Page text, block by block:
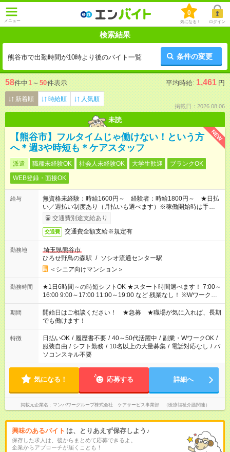
メニュー
0
気になる！ ログイン
検索結果
熊谷市で出勤時間が10時より後のバイト一覧 条件の変更
58件中1 ～ 50件表示 平均時給: 1,461 円
新着順 時給順 人気順
掲載日：2026.08.06
未読
NEW
【熊谷市】フルタイムじゃ働けない！という方
へ＊週3や時短も＊ケアスタッフ
派遣 職種未経験OK 社会人未経験OK 大学生歓迎
ブランクOK
WEB登録・面接OK
給与
無資格未経験：時給1600円～ 経験者：時給1800円～ ★日払
い／週払い制度あり（月払いも選べます）※稼働開始時は手続き
完了次第のお支払いとなります。
交通費別途支給あり
交通費 交通費全額支給※規定有
勤務地
埼玉県熊谷市
ひろせ野鳥の森駅 / ソシオ流通センター駅
＜シニア向けマンション＞
勤務時間
★1日6時間～の時短シフトOK ★スタート時間選べます！ 7:00～
16:00 9:00～17:00 11:00～19:00 など 残業なし！ ※Wワークの
場合、他のお仕事と合わせ週40時間超の就業はご案内できませ
ん ※法令に基づき、週20時間以上勤務は社会保険への加入対象
となります ※労働者派遣法（日雇い派遣の原則禁止）により、
短時間・短期間の就業はご案内が難しい場合があります
期間
開始日はご相談ください！ ★急募 ★職場が気に入れば、長期
でも働けます！
特徴 日払いOK / 履歴書不要 / 40～50代活躍中 / 副業・WワークOK /
服装自由 / シフト勤務 / 10名以上の大量募集 / 電話対応なし / パ
ソコンスキル不要
気になる！ 応募する 詳細へ
掲載元企業名 マンパワーグループ株式会社 ケアサービス事業部 （医療福祉介護関連）
興味のあるバイト は、とりあえず保存しよう♪
保存した求人は、後からまとめて応募できるよ。
企業からアプローチが届くことも！